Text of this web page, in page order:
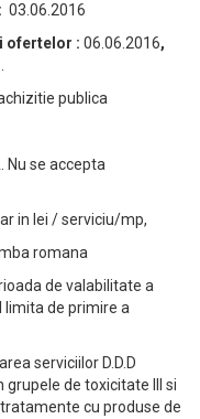
03.06.2016
ofertelor : 06.06.2016,
publica
Nu se accepta
in lei / serviciu/mp,
romana
de valabilitate a
de primire a
serviciilor D.D.D
de toxicitate III si
cu produse de